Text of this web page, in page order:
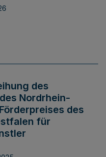
des
Nordrhein-
des
für